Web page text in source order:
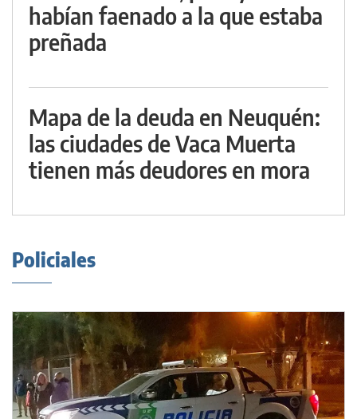
habían faenado a la que estaba
preñada
Mapa de la deuda en Neuquén:
las ciudades de Vaca Muerta
tienen más deudores en mora
Policiales